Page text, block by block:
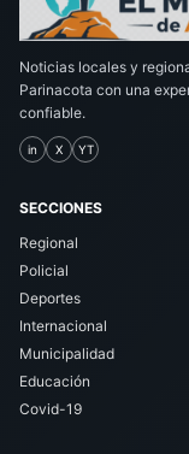
Noticias locales y
Parinacota con una
confiable.
in X YT
SECCIONES
Regional
Policial
Deportes
Internacional
Municipalidad
Educación
Covid-19